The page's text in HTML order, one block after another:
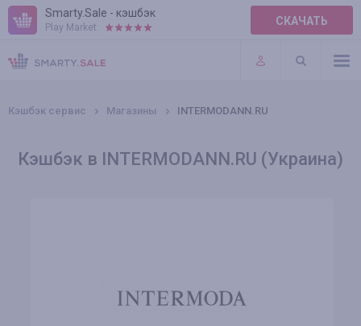
Smarty.Sale - кэшбэк
Play Market: СКАЧАТЬ
ПРАВИЛА
ПЛАГИНЫ
Кэшбэк сервис Магазины INTERMODANN.RU
Кэшбэк в INTERMODANN.RU (Украина)